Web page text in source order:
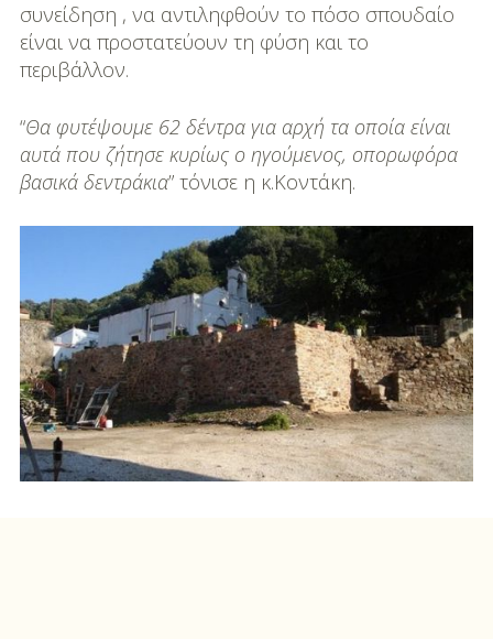
συνείδηση , να αντιληφθούν το πόσο σπουδαίο
είναι να προστατεύουν τη φύση και το
περιβάλλον.
“Θα φυτέψουμε 62 δέντρα για αρχή τα οποία είναι
αυτά που ζήτησε κυρίως ο ηγούμενος, οπορωφόρα
βασικά δεντράκια” τόνισε η κ.Κοντάκη.